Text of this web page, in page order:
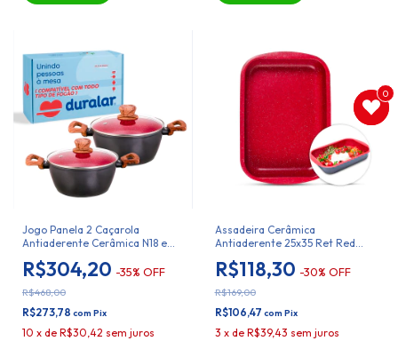
Jogo Panela 2 Caçarola
Antiaderente Cerâmica N18 e
R$304,20 -35% OFF
R$468,00
R$273,78 com Pix
10 x de R$30,42 sem juros
Assadeira Cerâmica
Antiaderente 25x35 Ret Red
R$118,30 -30% OFF
R$169,00
R$106,47 com Pix
3 x de R$39,43 sem juros
0
0